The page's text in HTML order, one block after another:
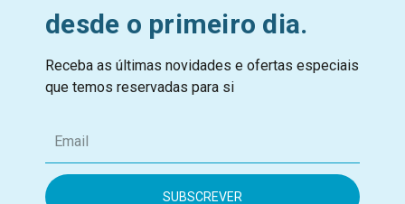
desde o primeiro dia.
Receba as últimas novidades e ofertas especiais
que temos reservadas para si
m
i